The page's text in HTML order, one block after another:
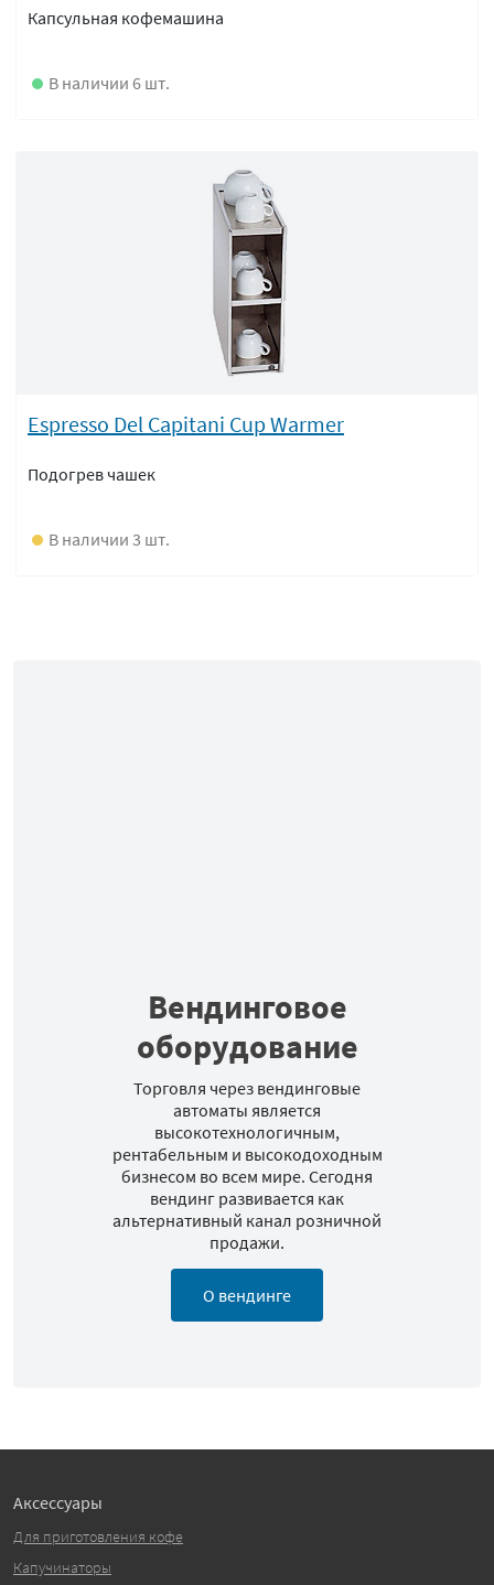
Капсульная кофемашина
В наличии 6 шт.
Espresso Del Capitani Cup Warmer
Подогрев чашек
В наличии 3 шт.
Вендинговое
оборудование
Торговля через вендинговые
автоматы является
высокотехнологичным,
рентабельным и высокодоходным
бизнесом во всем мире. Сегодня
вендинг развивается как
альтернативный канал розничной
продажи.
О вендинге
Аксессуары
Для приготовления кофе
Капучинаторы